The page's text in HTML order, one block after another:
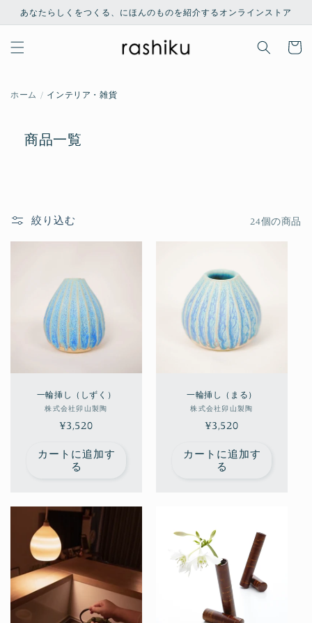
ンツに
進む
あなたらしくをつくる、にほんのものを紹介するオンラインストア
ー
ホーム インテリア・雑貨
商品一覧
絞り込む 24個の商品
一輪挿し（しずく）
販
売
株式会社卯山製陶
通
価
¥3,520
カートに追加す
る
一輪挿し（まる）
販
売
株式会社卯山製陶
通
価
¥3,520
カートに追加す
る